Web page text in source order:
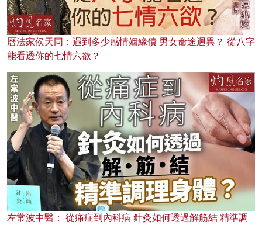
曆法家侯天同：遇到多少感情姻緣債 男女命途迥異？ 從八字
能看透你的七情六欲？
左常波中醫： 從痛症到內科病 針灸如何透過解筋結 精準調